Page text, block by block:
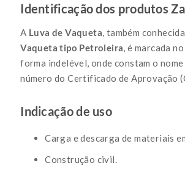
Identificação dos produtos
A Luva de Vaqueta, também
Vaqueta tipo Petroleira, é marcada
forma indelével, onde constam o nome
número do Certificado de Aprovação
Indicação de uso
Carga e descarga de materiais
Construção civil.